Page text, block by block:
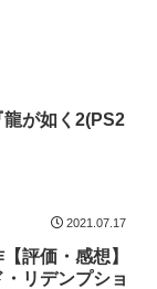
龍が如く2(PS2
2021.07.17
評価・感想】
・リデンプショ